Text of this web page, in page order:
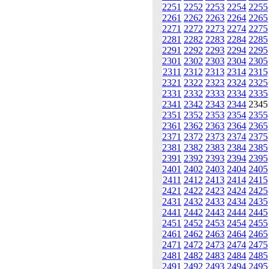
2251 2252 2253 2254 2255
2261 2262 2263 2264 2265
2271 2272 2273 2274 2275
2281 2282 2283 2284 2285
2291 2292 2293 2294 2295
2301 2302 2303 2304 2305
2311 2312 2313 2314 2315
2321 2322 2323 2324 2325
2331 2332 2333 2334 2335
2341 2342 2343 2344
2351 2352 2353 2354 2355
2361 2362 2363 2364 2365
2371 2372 2373 2374 2375
2381 2382 2383 2384 2385
2391 2392 2393 2394 2395
2401 2402 2403 2404 2405
2411 2412 2413 2414 2415
2421 2422 2423 2424 2425
2431 2432 2433 2434 2435
2441 2442 2443 2444 2445
2451 2452 2453 2454 2455
2461 2462 2463 2464 2465
2471 2472 2473 2474 2475
2481 2482 2483 2484 2485
2491 2492 2493 2494 2495